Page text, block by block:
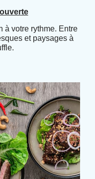
à votre rythme. Entre
et paysages à